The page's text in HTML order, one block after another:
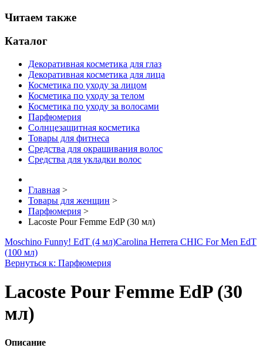
Читаем также
Каталог
Декоративная косметика для глаз
Декоративная косметика для лица
Косметика по уходу за лицом
Косметика по уходу за телом
Косметика по уходу за волосами
Парфюмерия
Солнцезащитная косметика
Товары для фитнеса
Средства для окрашивания волос
Средства для укладки волос
Главная >
Товары для женщин >
Парфюмерия >
Lacoste Pour Femme EdP (30 мл)
Moschino Funny! EdT (4 мл)Carolina Herrera CHIC For Men EdT
(100 мл)
Вернуться к: Парфюмерия
Lacoste Pour Femme EdP (30
мл)
Описание